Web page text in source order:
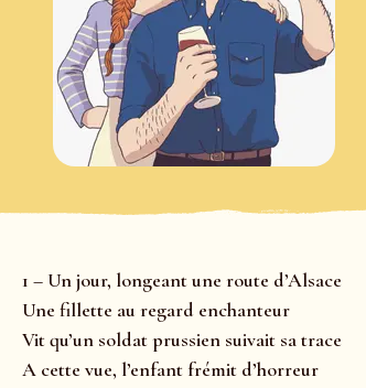
1 – Un jour, longeant une route d’Alsace
Une fillette au regard enchanteur
Vit qu’un soldat prussien suivait sa trace
A cette vue, l’enfant frémit d’horreur